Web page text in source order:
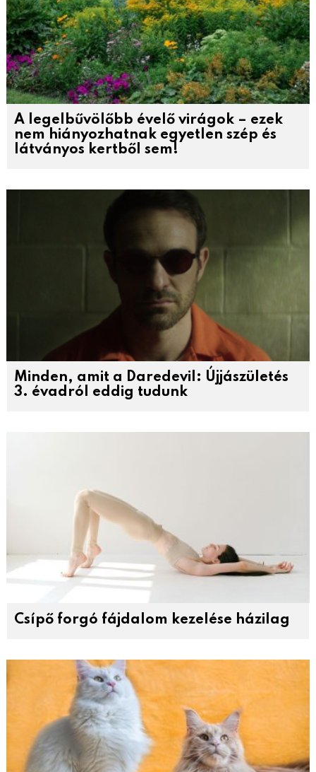
A legelbűvölőbb évelő virágok – ezek
nem hiányozhatnak egyetlen szép és
látványos kertből sem!
Minden, amit a Daredevil: Újjászületés
3. évadról eddig tudunk
Csípő forgó fájdalom kezelése házilag